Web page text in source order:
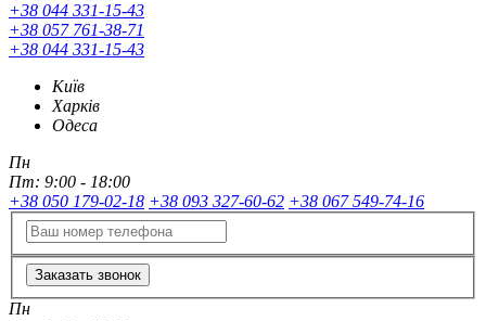
+38 044 331-15-43
+38 057 761-38-71
+38 044 331-15-43
Київ
Харків
Одеса
Пн
Пт: 9:00 - 18:00
+38 050 179-02-18 +38 093 327-60-62 +38 067 549-74-16
Заказать звонок
Пн